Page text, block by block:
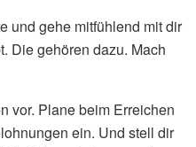
und gehe mitfühlend mit dir
Die gehören dazu. Mach
vor. Plane beim Erreichen
ein. Und stell dir